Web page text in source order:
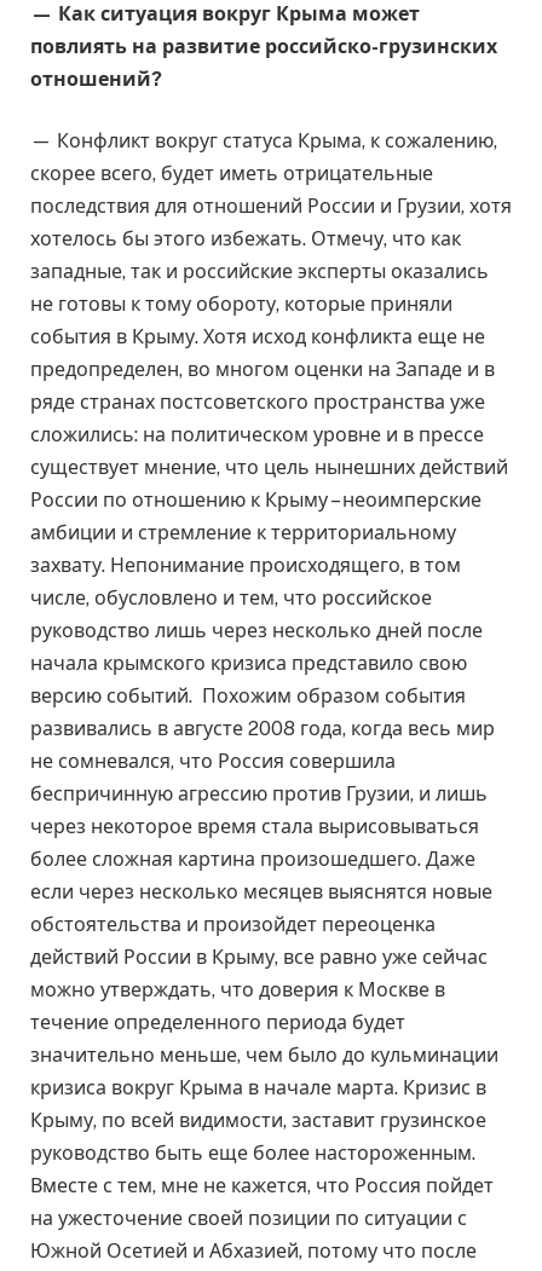
— Как ситуация вокруг Крыма может
повлиять на развитие российско-грузинских
отношений?
— Конфликт вокруг статуса Крыма, к сожалению,
скорее всего, будет иметь отрицательные
последствия для отношений России и Грузии, хотя
хотелось бы этого избежать. Отмечу, что как
западные, так и российские эксперты оказались
не готовы к тому обороту, которые приняли
события в Крыму. Хотя исход конфликта еще не
предопределен, во многом оценки на Западе и в
ряде странах постсоветского пространства уже
сложились: на политическом уровне и в прессе
существует мнение, что цель нынешних действий
России по отношению к Крыму – неоимперские
амбиции и стремление к территориальному
захвату. Непонимание происходящего, в том
числе, обусловлено и тем, что российское
руководство лишь через несколько дней после
начала крымского кризиса представило свою
версию событий. Похожим образом события
развивались в августе 2008 года, когда весь мир
не сомневался, что Россия совершила
беспричинную агрессию против Грузии, и лишь
через некоторое время стала вырисовываться
более сложная картина произошедшего. Даже
если через несколько месяцев выяснятся новые
обстоятельства и произойдет переоценка
действий России в Крыму, все равно уже сейчас
можно утверждать, что доверия к Москве в
течение определенного периода будет
значительно меньше, чем было до кульминации
кризиса вокруг Крыма в начале марта. Кризис в
Крыму, по всей видимости, заставит грузинское
руководство быть еще более настороженным.
Вместе с тем, мне не кажется, что Россия пойдет
на ужесточение своей позиции по ситуации с
Южной Осетией и Абхазией, потому что после